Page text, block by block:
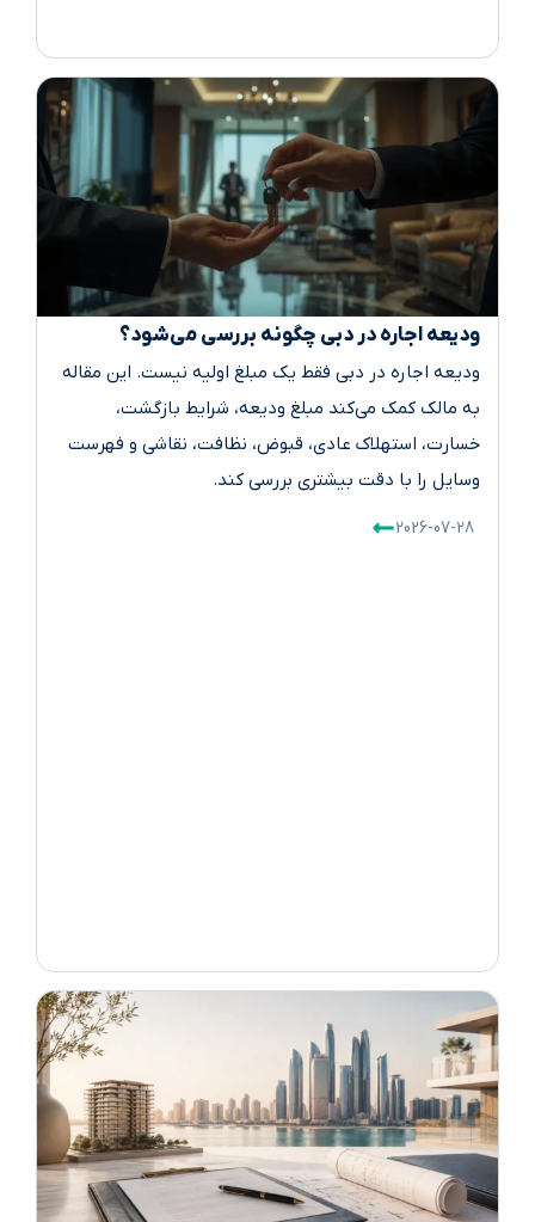
ودیعه اجاره در دبی چگونه بررسی می‌شود؟
ودیعه اجاره در دبی فقط یک مبلغ اولیه نیست. این مقاله
به مالک کمک می‌کند مبلغ ودیعه، شرایط بازگشت،
خسارت، استهلاک عادی، قبوض، نظافت، نقاشی و فهرست
وسایل را با دقت بیشتری بررسی کند.
2026-07-28